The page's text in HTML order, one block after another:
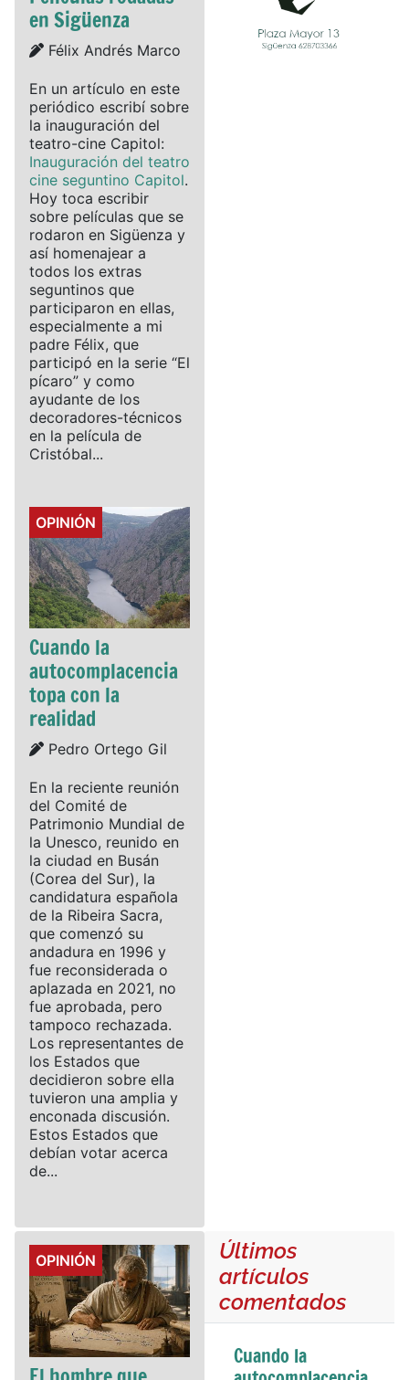
en Sigüenza
Details
Félix Andrés Marco
En un artículo en este
periódico escribí sobre
la inauguración del
teatro-cine Capitol:
Inauguración del teatro
cine seguntino Capitol.
Hoy toca escribir
sobre películas que se
rodaron en Sigüenza y
así homenajear a
todos los extras
seguntinos que
participaron en ellas,
especialmente a mi
padre Félix, que
participó en la serie “El
pícaro” y como
ayudante de los
decoradores-técnicos
en la película de
Cristóbal...
Details
OPINIÓN
Cuando la
autocomplacencia
topa con la
realidad
Details
Pedro Ortego Gil
En la reciente reunión
del Comité de
Patrimonio Mundial de
la Unesco, reunido en
la ciudad en Busán
(Corea del Sur), la
candidatura española
de la Ribeira Sacra,
que comenzó su
andadura en 1996 y
fue reconsiderada o
aplazada en 2021, no
fue aprobada, pero
tampoco rechazada.
Los representantes de
los Estados que
decidieron sobre ella
tuvieron una amplia y
enconada discusión.
Estos Estados que
debían votar acerca
de...
Details
OPINIÓN
Últimos
artículos
comentados
Cuando la